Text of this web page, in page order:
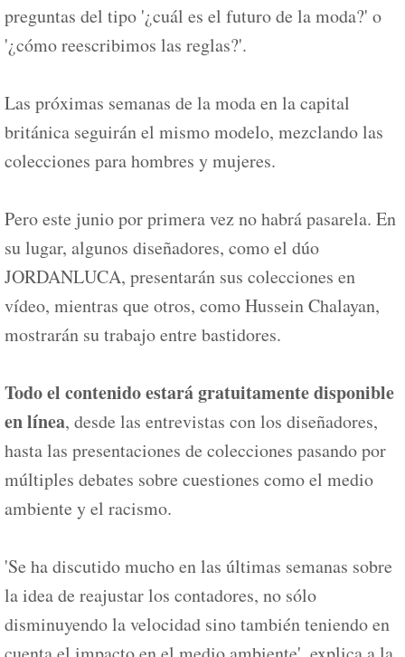
preguntas del tipo '¿cuál es el futuro de la moda?' o
'¿cómo reescribimos las reglas?'.
Las próximas semanas de la moda en la capital
británica seguirán el mismo modelo, mezclando las
colecciones para hombres y mujeres.
Pero este junio por primera vez no habrá pasarela. En
su lugar, algunos diseñadores, como el dúo
JORDANLUCA, presentarán sus colecciones en
vídeo, mientras que otros, como Hussein Chalayan,
mostrarán su trabajo entre bastidores.
Todo el contenido estará gratuitamente disponible
en línea, desde las entrevistas con los diseñadores,
hasta las presentaciones de colecciones pasando por
múltiples debates sobre cuestiones como el medio
ambiente y el racismo.
'Se ha discutido mucho en las últimas semanas sobre
la idea de reajustar los contadores, no sólo
disminuyendo la velocidad sino también teniendo en